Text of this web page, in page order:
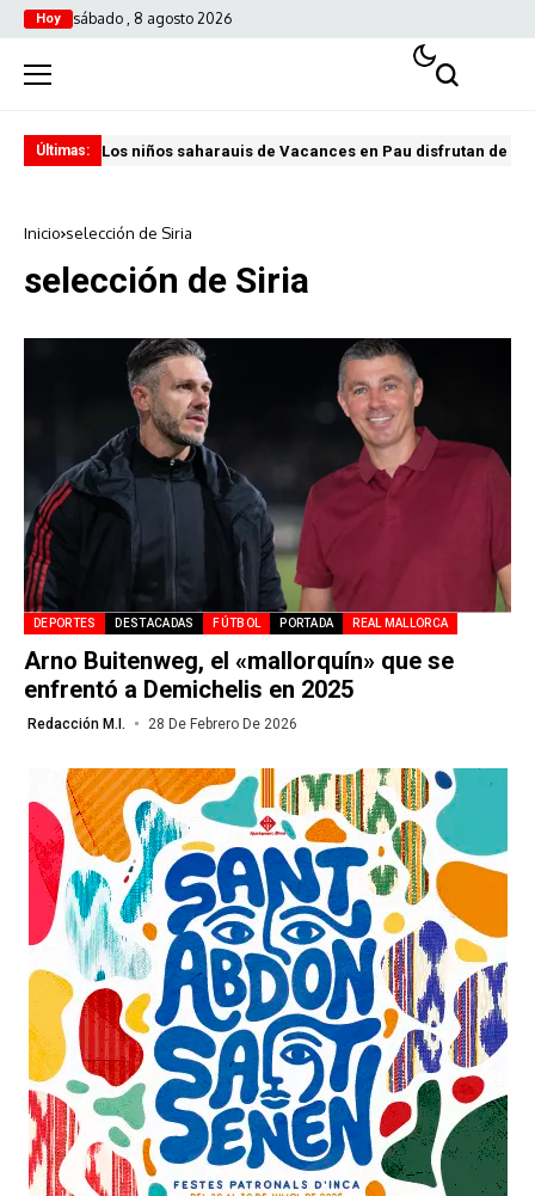
Hoy sábado , 8 agosto 2026
Últimas: Los niños saharauis de Vacances en Pau disfrutan de
Inicio selección de Siria
selección de Siria
DEPORTES DESTACADAS FÚTBOL PORTADA REAL MALLORCA
Arno Buitenweg, el «mallorquín» que se
enfrentó a Demichelis en 2025
Redacción M.I. 28 De Febrero De 2026